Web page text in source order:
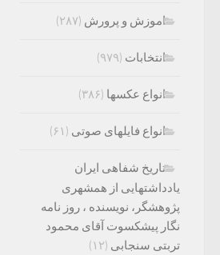
اموزش و پرورش (۲۸۷)
انتخابات (۹۷۹)
انواع عکسها (۳۸۶)
انواع فایلهای صوتی (۶۱)
تاریخ شفاهی ایران
یادداشتهایی از همشهری
پژوهشگر، نویسنده ، روز نامه
نگار پیشکسوت آقای محمود
تربتی سنجابی (۱۲)